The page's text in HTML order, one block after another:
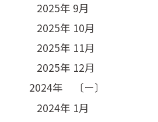
2025年 9月
2025年 10月
2025年 11月
2025年 12月
2024年 〔ー〕
2024年 1月